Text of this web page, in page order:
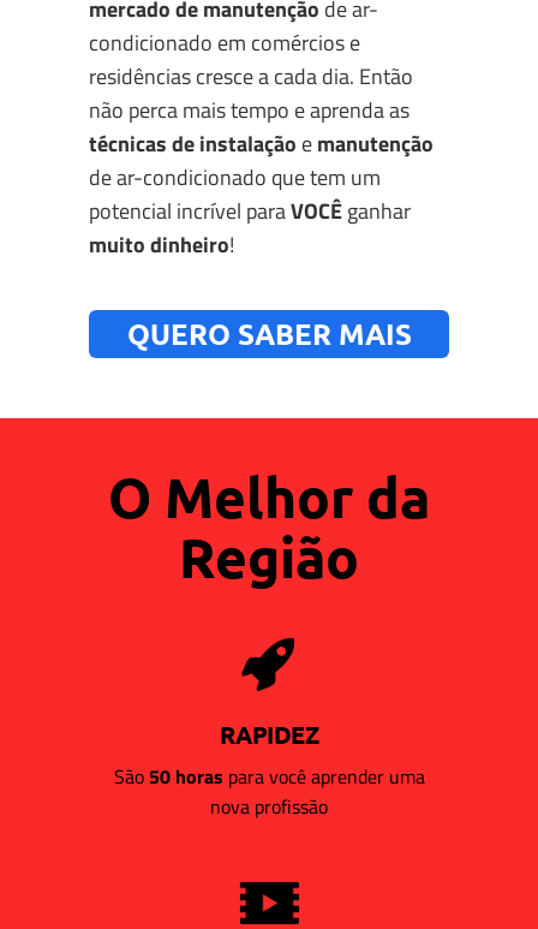
mercado de manutenção de ar-
condicionado em comércios e
residências cresce a cada dia. Então
não perca mais tempo e aprenda as
técnicas de instalação emanutenção
de ar-condicionado que tem um
potencial incrível paraVOCÊganhar
muito dinheiro!
QUERO SABER MAIS
O Melhor da
Região
RAPIDEZ
São50 horas para você aprender uma
nova profissão